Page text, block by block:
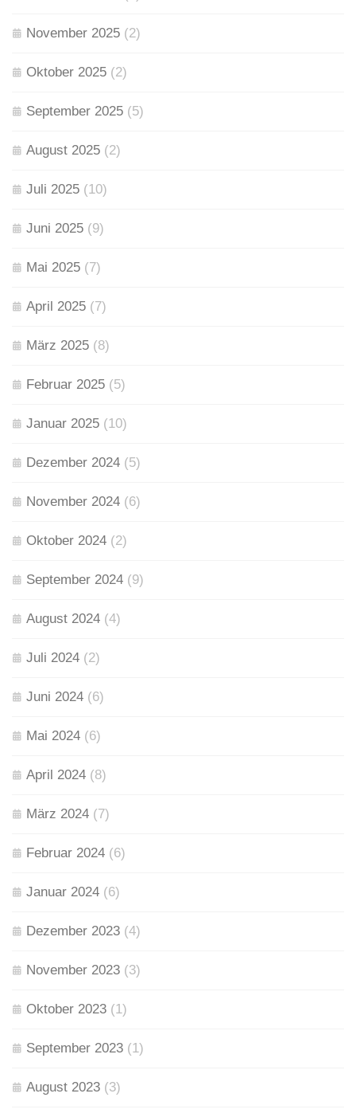
November 2025 (2)
Oktober 2025 (2)
September 2025 (5)
August 2025 (2)
Juli 2025 (10)
Juni 2025 (9)
Mai 2025 (7)
April 2025 (7)
März 2025 (8)
Februar 2025 (5)
Januar 2025 (10)
Dezember 2024 (5)
November 2024 (6)
Oktober 2024 (2)
September 2024 (9)
August 2024 (4)
Juli 2024 (2)
Juni 2024 (6)
Mai 2024 (6)
April 2024 (8)
März 2024 (7)
Februar 2024 (6)
Januar 2024 (6)
Dezember 2023 (4)
November 2023 (3)
Oktober 2023 (1)
September 2023 (1)
August 2023 (3)